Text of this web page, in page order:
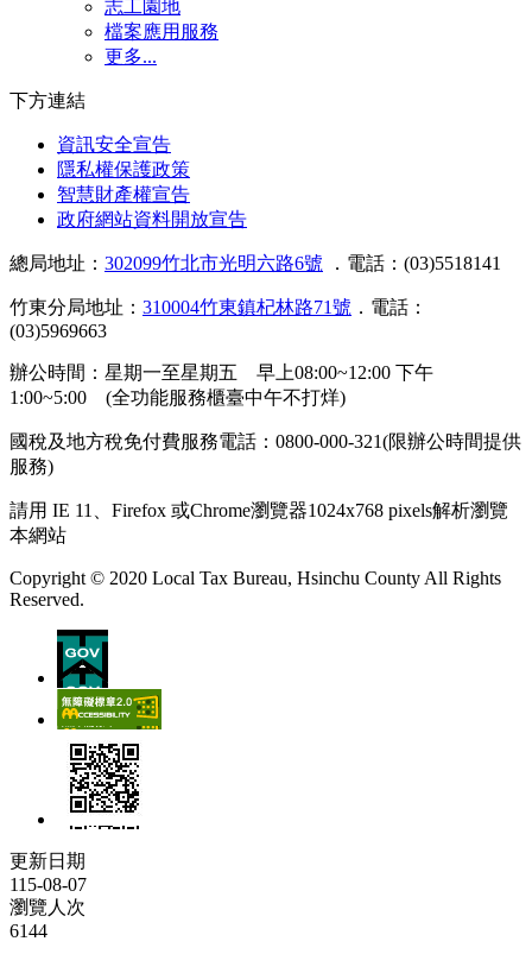
志工園地
檔案應用服務
更多...
下方連結
資訊安全宣告
隱私權保護政策
智慧財產權宣告
政府網站資料開放宣告
總局地址： 302099竹北市光明六路6號 ．電話：(03)5518141
竹東分局地址： 310004竹東鎮杞林路71號 ．電話：
(03)5969663
辦公時間：星期一至星期五 早上08:00~12:00 下午
1:00~5:00 (全功能服務櫃臺中午不打烊)
國稅及地方稅免付費服務電話：0800-000-321(限辦公時間提供
服務)
請用 IE 11、Firefox 或Chrome瀏覽器1024x768 pixels解析瀏覽
本網站
Copyright © 2020 Local Tax Bureau, Hsinchu County All Rights
Reserved.
更新日期
115-08-07
瀏覽人次
6144